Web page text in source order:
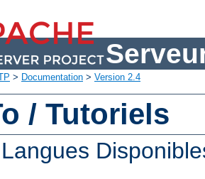
> Documentation > Version 2.4
/ Tutoriels
Langues